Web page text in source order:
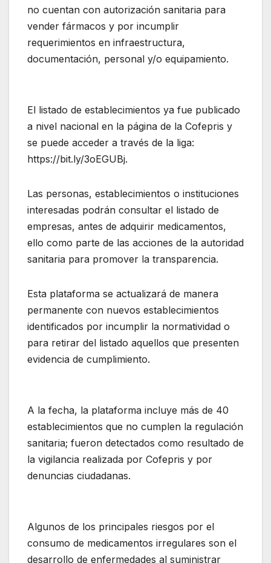
no cuentan con autorización sanitaria para
vender fármacos y por incumplir
requerimientos en infraestructura,
documentación, personal y/o equipamiento.
El listado de establecimientos ya fue publicado
a nivel nacional en la página de la Cofepris y
se puede acceder a través de la liga:
https://bit.ly/3oEGUBj.
Las personas, establecimientos o instituciones
interesadas podrán consultar el listado de
empresas, antes de adquirir medicamentos,
ello como parte de las acciones de la autoridad
sanitaria para promover la transparencia.
Esta plataforma se actualizará de manera
permanente con nuevos establecimientos
identificados por incumplir la normatividad o
para retirar del listado aquellos que presenten
evidencia de cumplimiento.
A la fecha, la plataforma incluye más de 40
establecimientos que no cumplen la regulación
sanitaria; fueron detectados como resultado de
la vigilancia realizada por Cofepris y por
denuncias ciudadanas.
Algunos de los principales riesgos por el
consumo de medicamentos irregulares son el
desarrollo de enfermedades al suministrar